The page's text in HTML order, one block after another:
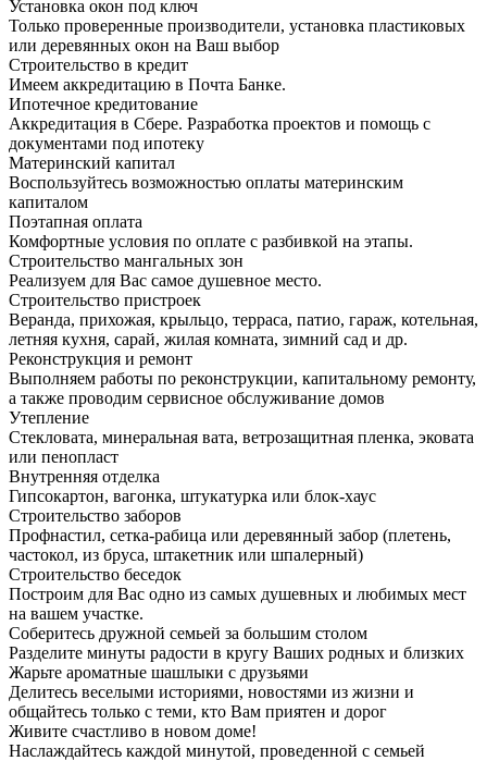
Установка окон под ключ
Только проверенные производители, установка пластиковых
или деревянных окон на Ваш выбор
Строительство в кредит
Имеем аккредитацию в Почта Банке.
Ипотечное кредитование
Аккредитация в Сбере. Разработка проектов и помощь с
документами под ипотеку
Материнский капитал
Воспользуйтесь возможностью оплаты материнским
капиталом
Поэтапная оплата
Комфортные условия по оплате с разбивкой на этапы.
Строительство мангальных зон
Реализуем для Вас самое душевное место.
Строительство пристроек
Веранда, прихожая, крыльцо, терраса, патио, гараж, котельная,
летняя кухня, сарай, жилая комната, зимний сад и др.
Реконструкция и ремонт
Выполняем работы по реконструкции, капитальному ремонту,
а также проводим сервисное обслуживание домов
Утепление
Стекловата, минеральная вата, ветрозащитная пленка, эковата
или пенопласт
Внутренняя отделка
Гипсокартон, вагонка, штукатурка или блок-хаус
Строительство заборов
Профнастил, сетка-рабица или деревянный забор (плетень,
частокол, из бруса, штакетник или шпалерный)
Строительство беседок
Построим для Вас одно из самых душевных и любимых мест
на вашем участке.
Соберитесь дружной семьей за большим столом
Разделите минуты радости в кругу Ваших родных и близких
Жарьте ароматные шашлыки с друзьями
Делитесь веселыми историями, новостями из жизни и
общайтесь только с теми, кто Вам приятен и дорог
Живите счастливо в новом доме!
Наслаждайтесь каждой минутой, проведенной с семьей